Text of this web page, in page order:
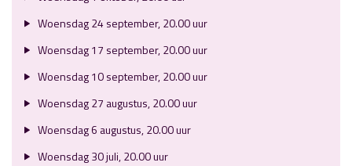
Woensdag 24 september, 20.00 uur
Woensdag 17 september, 20.00 uur
Woensdag 10 september, 20.00 uur
Woensdag 27 augustus, 20.00 uur
Woensdag 6 augustus, 20.00 uur
Woensdag 30 juli, 20.00 uur